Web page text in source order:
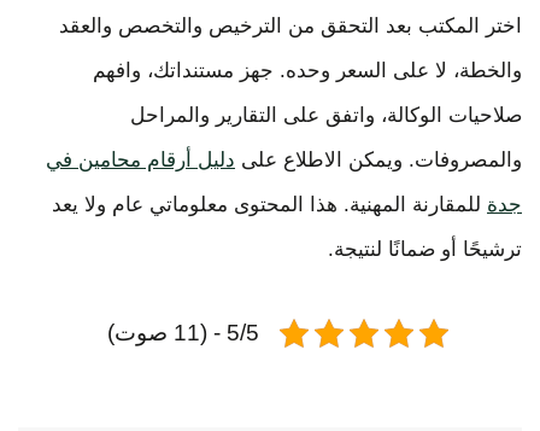
اختر المكتب بعد التحقق من الترخيص والتخصص والعقد
والخطة، لا على السعر وحده. جهز مستنداتك، وافهم
صلاحيات الوكالة، واتفق على التقارير والمراحل
والمصروفات. ويمكن الاطلاع على دليل أرقام محامين في
جدة للمقارنة المهنية. هذا المحتوى معلوماتي عام ولا يعد
ترشيحًا أو ضمانًا لنتيجة.
5/5 - (11 صوت)